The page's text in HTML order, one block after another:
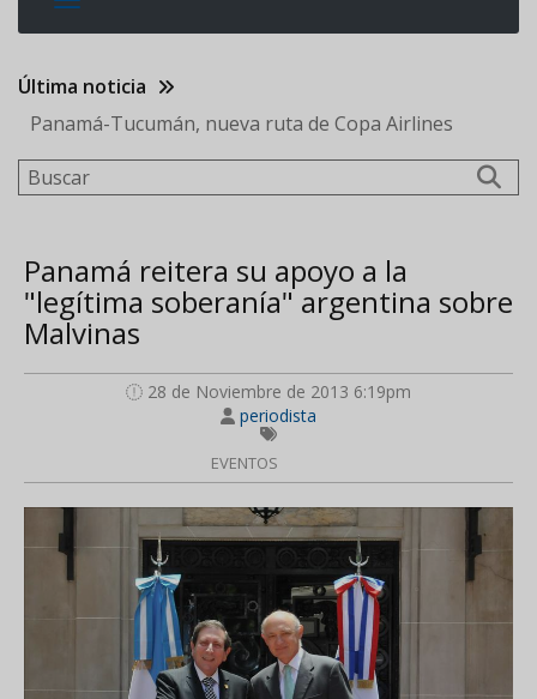
Última noticia
Panamá-Tucumán, nueva ruta de Copa Airlines
Buscar
Panamá reitera su apoyo a la
"legítima soberanía" argentina sobre
Malvinas
28 de Noviembre de 2013 6:19pm
periodista
EVENTOS